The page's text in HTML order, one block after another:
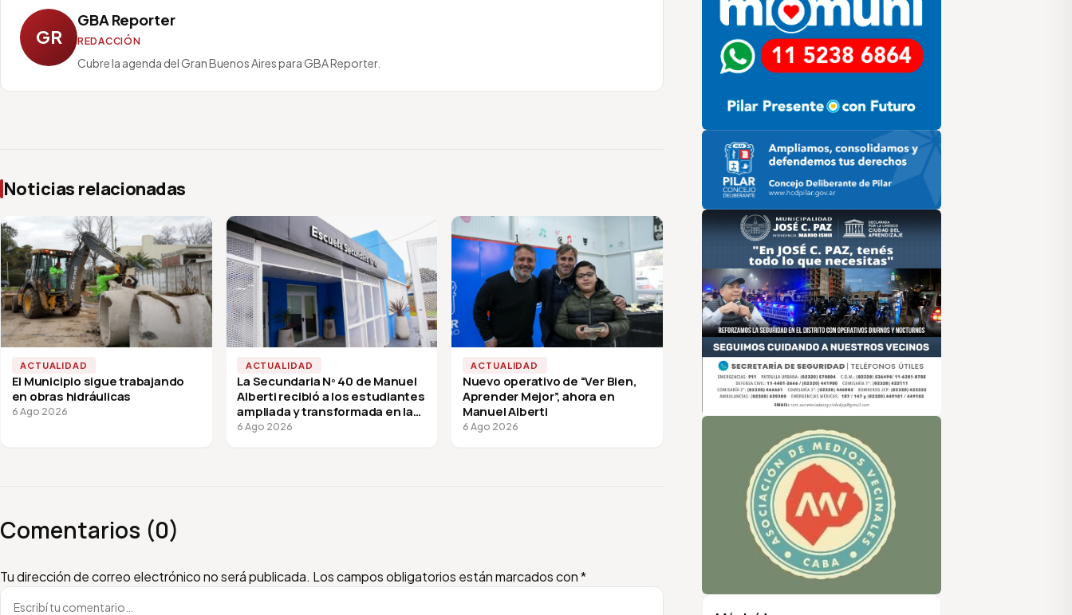
GR
GBA Reporter
REDACCIÓN
Cubre la agenda del Gran Buenos Aires para GBA Reporter.
Noticias relacionadas
ACTUALIDAD
El Municipio sigue trabajando
en obras hidráulicas
6 Ago 2026
ACTUALIDAD
La Secundaria Nº 40 de Manuel
Alberti recibió a los estudiantes
ampliada y transformada en la
vuelta a clases
6 Ago 2026
ACTUALIDAD
Nuevo operativo de “Ver Bien,
Aprender Mejor”, ahora en
Manuel Alberti
6 Ago 2026
Comentarios (0)
Tu dirección de correo electrónico no será publicada. Los campos obligatorios están marcados con*
Escribí tu comentario
Nombre
Email
Pilar HCD
Asociación de Medios Vecinales